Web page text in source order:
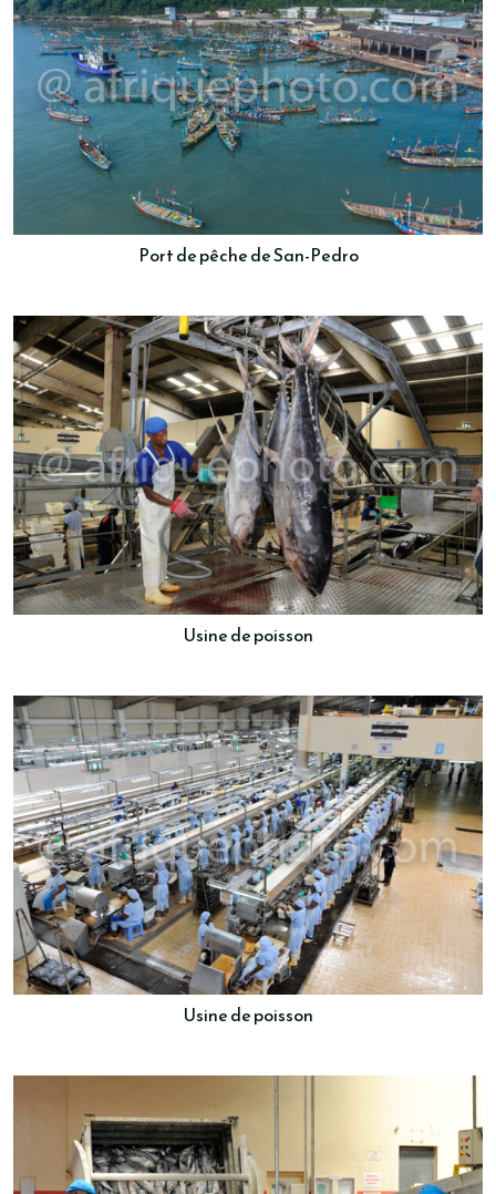
Port de pêche de San-Pedro
Usine de poisson
Usine de poisson